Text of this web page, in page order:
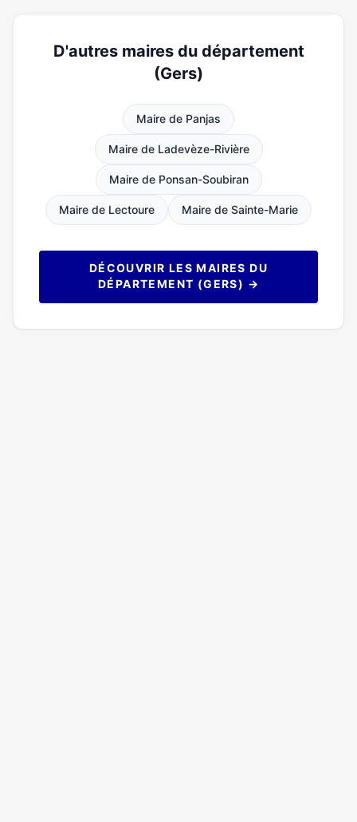
D'autres maires du département
(Gers)
Maire de Panjas
Maire de Ladevèze-Rivière
Maire de Ponsan-Soubiran
Maire de Lectoure Maire de Sainte-Marie
DÉCOUVRIR LES MAIRES DU
DÉPARTEMENT (GERS) →